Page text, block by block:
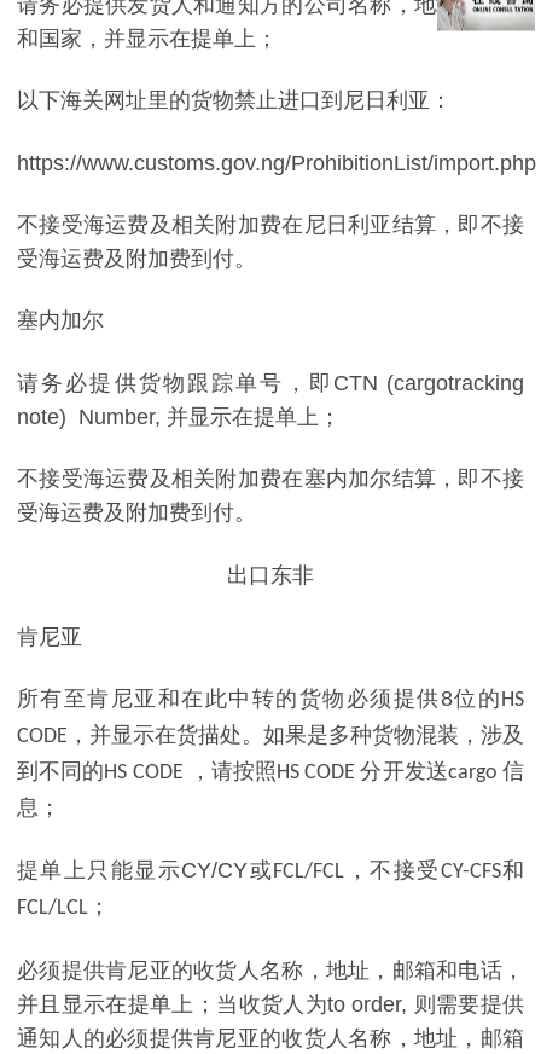
和国家，并显示在提单上；
以下海关网址里的货物禁止进口到尼日利亚：
https://www.customs.gov.ng/ProhibitionList/import.php
不接受海运费及相关附加费在尼日利亚结算，即不接
受海运费及附加费到付。
塞内加尔
请务必提供货物跟踪单号，即 CTN (cargotracking
note) Number, 并显示在提单上；
不接受海运费及相关附加费在塞内加尔结算，即不接
受海运费及附加费到付。
出口东非
肯尼亚
所有至肯尼亚和在此中转的货物必须提供8位的HS
CODE ，并显示在货描处。如果是多种货物混装，涉及
到不同的HS CODE ，请按照HS CODE分开发送cargo信
息；
提单上只能显示CY/CY或FCL/FCL ，不接受CY-CFS和
FCL/LCL ；
必须提供肯尼亚的收货人名称，地址，邮箱和电话，
并且显示在提单上；当收货人为to order, 则需要提供
通知人的必须提供肯尼亚的收货人名称，地址，邮箱